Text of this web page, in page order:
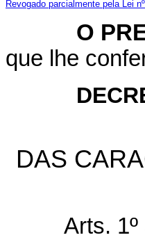
Revogado parcialmente pela Lei
O
que lhe
DAS
Arts. 1º